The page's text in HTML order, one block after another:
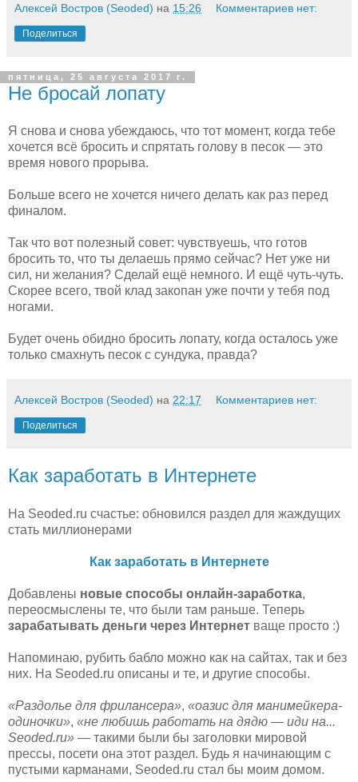
Алексей Востров (Seoded) на 15:26 Комментариев нет:
Поделиться
пятница, 25 августа 2017 г.
Не бросай лопату
Я снова и снова убеждаюсь, что тот момент, когда тебе
хочется всё бросить и спрятать голову в песок — это
время нового прорыва.
Больше всего не хочется ничего делать как раз перед
финалом.
Так что вот полезный совет: чувствуешь, что готов
бросить то, что ты делаешь прямо сейчас? Нет уже ни
сил, ни желания? Сделай ещё немного. И ещё чуть-чуть.
Скорее всего, твой клад закопан уже почти у тебя под
ногами.
Будет очень обидно бросить лопату, когда осталось уже
только смахнуть песок с сундука, правда?
Алексей Востров (Seoded) на 22:17 Комментариев нет:
Поделиться
Как заработать в Интернете
На Seoded.ru счастье: обновился раздел для жаждущих
стать миллионерами
Как заработать в Интернете
Добавлены новые способы онлайн-заработка,
переосмыслены те, что были там раньше. Теперь
зарабатывать деньги через Интернет ваще просто :)
Напоминаю, рубить бабло можно как на сайтах, так и без
них. На Seoded.ru описаны и те, и другие способы.
«Раздолье для фрилансера», «оазис для манимейкера-
одиночки», «не любишь работать на дядю — иди на...
Seoded.ru» — такими были бы заголовки мировой
прессы, посети она этот раздел. Будь я начинающим с
пустыми карманами, Seoded.ru стал бы моим домом.